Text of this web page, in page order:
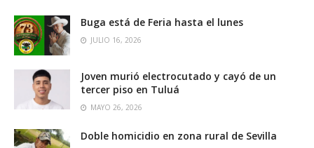
Buga está de Feria hasta el lunes
JULIO 16, 2026
Joven murió electrocutado y cayó de un
tercer piso en Tuluá
MAYO 26, 2026
Doble homicidio en zona rural de Sevilla